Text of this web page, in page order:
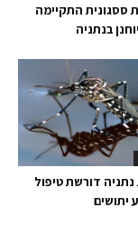
ססגונית התקיימה
בנתניה
נתניה דורשת טיפול
יתושים